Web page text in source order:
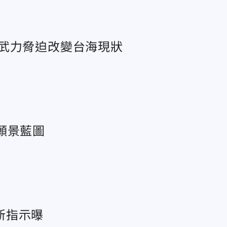
力脅迫改變台海現狀
景藍圖
示曝